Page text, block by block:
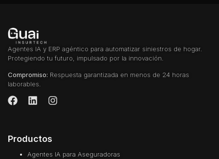
Agentes IA y ERP agéntico para automatizar siniestros de hogar.
Protegiendo tu futuro, impulsado por la innovación.
Compromiso: Respuesta garantizada en menos de 24 horas
laborables.
Productos
Agentes IA para Aseguradoras